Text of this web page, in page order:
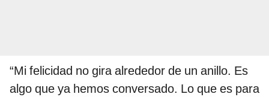
“Mi felicidad no gira alrededor de un anillo. Es
algo que ya hemos conversado. Lo que es para